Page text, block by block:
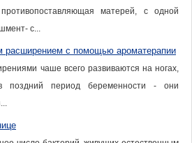
матерей, с одной
с...
расширением с помощью ароматерапии
чаше всего развиваются на ногах,
период беременности - они